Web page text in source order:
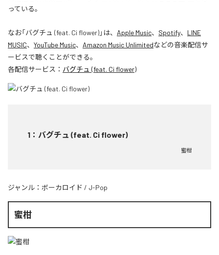
っている。
なお「バグチュ (feat. Ci flower)」は、 Apple Music、 Spotify、 LINE
MUSIC、 YouTube Music、 Amazon Music Unlimitedなどの音楽配信サ
ービスで聴くことができる。
各配信サービス： バグチュ (feat. Ci flower)
1 ： バグチュ (feat. Ci flower)
蜜柑
ジャンル： ボーカロイド / J-Pop
蜜柑